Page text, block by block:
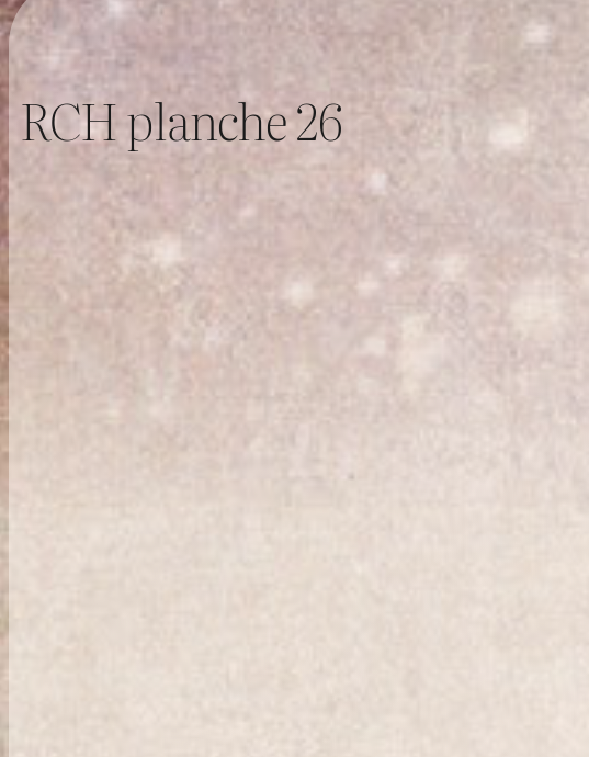
RCH planche 26